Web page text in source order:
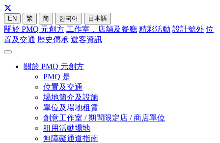
EN 繁 简 한국어 日本語
關於 PMQ 元創方 工作室，店舖及餐廳 精彩活動 設計號外 位
置及交通 歷史傳承 遊客資訊
關於 PMQ 元創方
PMQ 是
位置及交通
場地簡介及設施
單位及場地租賃
創意工作室 / 期間限定店 / 商店單位
租用活動場地
無障礙通道指南